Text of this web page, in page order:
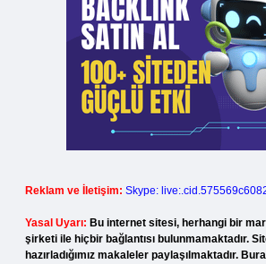
Reklam ve İletişim: Skype:
Yasal Uyarı: Bu internet sitesi, herhangi bir
şirketi ile hiçbir bağlantısı bulunmamaktadır.
hazırladığımız makaleler paylaşılmaktadır.